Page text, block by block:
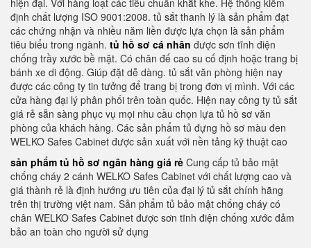
hiện đại. Với hàng loạt các tiêu chuẩn khắt khe. Hệ thống kiểm
định chất lượng ISO 9001:2008. tủ sắt thanh lý là sản phẩm đạt
các chứng nhận và nhiều năm liền được lựa chọn là sản phẩm
tiêu biểu trong ngành. tủ hồ sơ cá nhân được sơn tĩnh điện
chống trầy xước bề mặt. Có chân đế cao su cố định hoặc trang bị
bánh xe di động. Giúp đặt dễ dàng. tủ sắt văn phòng hiện nay
được các công ty tin tưởng để trang bị trong đơn vị mình. Với các
cửa hàng đại lý phân phối trên toàn quốc. Hiện nay công ty tủ sắt
giá rẻ sẵn sàng phục vụ mọi nhu cầu chọn lựa tủ hồ sơ văn
phòng của khách hàng. Các sản phẩm tủ đựng hồ sơ màu đen
WELKO Safes Cabinet được sản xuất với nền tảng kỹ thuật cao
sản phẩm tủ hồ sơ ngân hàng giá rẻ Cung cấp tủ bảo mật
chống cháy 2 cánh WELKO Safes Cabinet với chất lượng cao và
giá thành rẻ là định hướng ưu tiên của đại lý tủ sắt chính hãng
trên thị trường việt nam. Sản phẩm tủ bảo mật chống cháy có
chân WELKO Safes Cabinet được sơn tĩnh điện chống xước đảm
bảo an toàn cho người sử dụng